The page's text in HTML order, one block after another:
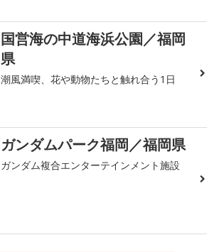
国営海の中道海浜公園／福岡
県
潮風満喫、花や動物たちと触れ合う1日
ガンダムパーク福岡／福岡県
ガンダム複合エンターテインメント施設